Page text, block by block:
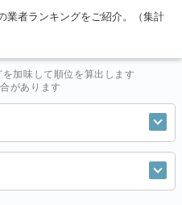
業者ランキングをご紹介。（集計
加味して順位を算出します
があります